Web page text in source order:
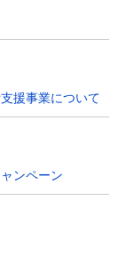
援事業について
ンペーン